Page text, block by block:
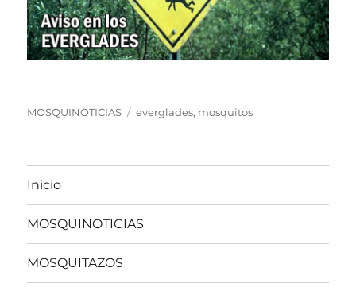
Categorías
MOSQUINOTICIAS Etiquetas
everglades, mosquitos
Inicio
MOSQUINOTICIAS
MOSQUITAZOS